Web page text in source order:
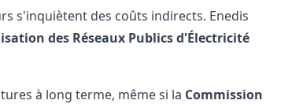
s'inquiètent des coûts indirects. Enedis
des Réseaux Publics d'Électricité
à long terme, même si la Commission